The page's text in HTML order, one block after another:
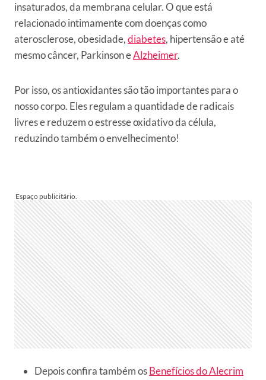
insaturados, da membrana celular. O que está
relacionado intimamente com doenças como
aterosclerose, obesidade,diabetes, hipertensão e até
mesmo câncer, Parkinson eAlzheimer.
Por isso, os antioxidantes são tão importantes para o
nosso corpo. Eles regulam a quantidade de radicais
livres e reduzem o estresse oxidativo da célula,
reduzindo também o envelhecimento!
Depois confira também osBenefícios do Alecrim